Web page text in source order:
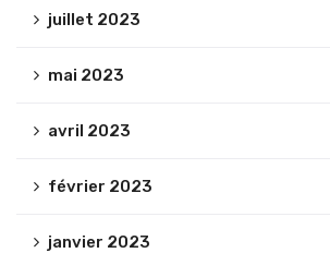
juillet 2023
mai 2023
avril 2023
février 2023
janvier 2023